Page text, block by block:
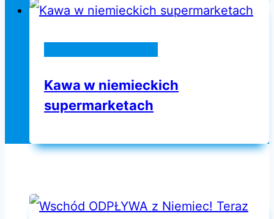
Kawa w niemieckich
supermarketach